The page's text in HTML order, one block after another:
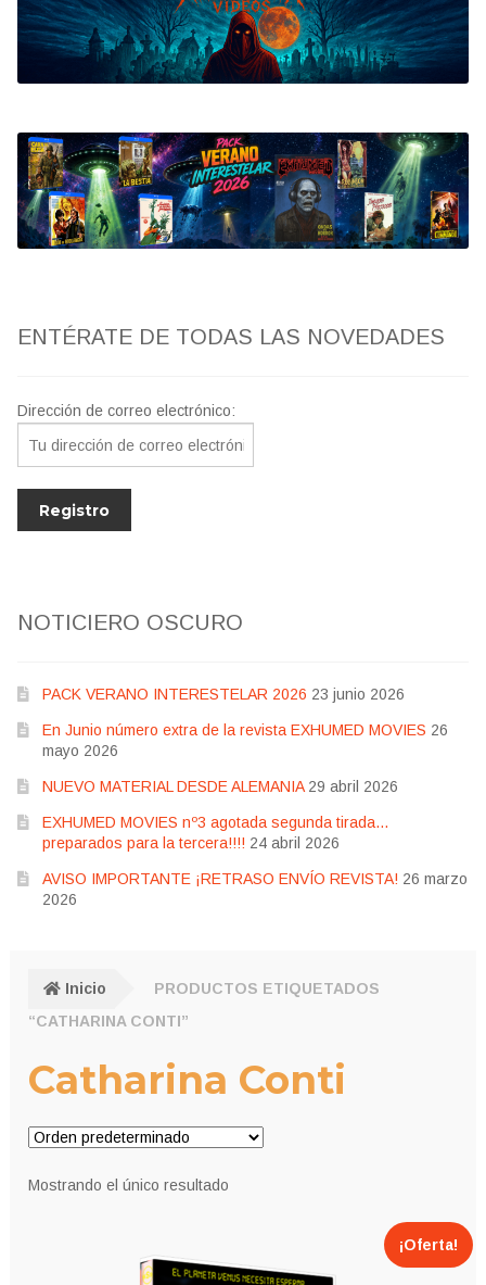
Bluray
Clasificada S
artwork
fantaterror
Jesús Franco
ENTÉRATE DE TODAS LAS NOVEDADES
Dirección de correo electrónico:
NOTICIERO OSCURO
PACK VERANO INTERESTELAR 2026 23 junio 2026
En Junio número extra de la revista EXHUMED MOVIES 26
mayo 2026
NUEVO MATERIAL DESDE ALEMANIA 29 abril 2026
EXHUMED MOVIES nº3 agotada segunda tirada…
preparados para la tercera!!!! 24 abril 2026
AVISO IMPORTANTE ¡RETRASO ENVÍO REVISTA! 26 marzo
2026
Inicio
PRODUCTOS ETIQUETADOS
“CATHARINA CONTI”
Catharina Conti
Mostrando el único resultado
¡Oferta!